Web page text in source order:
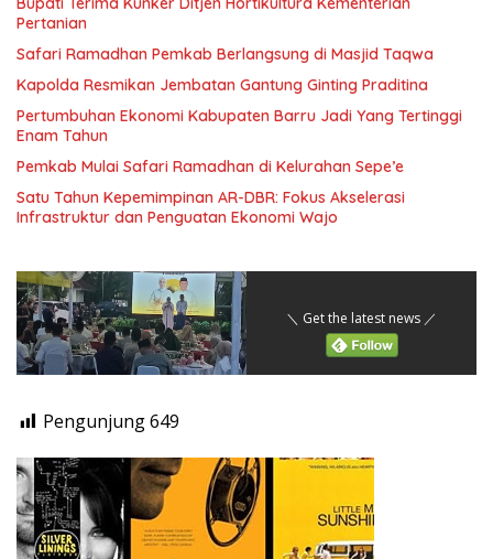
Pertanian
Safari Ramadhan Pemkab Berlangsung di Masjid Taqwa
Kapolda Resmikan Jembatan Gantung Ginting Praditina
Pertumbuhan Ekonomi Kabupaten Barru Jadi Yang Tertinggi
Enam Tahun
Pemkab Mulai Safari Ramadhan di Kelurahan Sepe’e
Satu Tahun Kepemimpinan AR-DBR: Fokus Akselerasi
Infrastruktur dan Penguatan Ekonomi Wajo
＼ Get the latest news ／
Pengunjung649